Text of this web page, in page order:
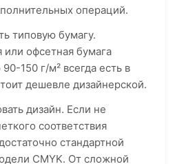
операций.
типовую бумагу.
или офсетная бумага
150 г/м² всегда есть в
дешевле дизайнерской.
дизайн. Если не
соответствия
стандартной
CMYK. От сложной